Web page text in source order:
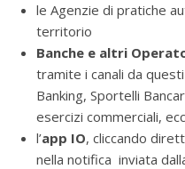
le Agenzie di pratiche
territorio
Banche e altri
tramite i canali da
Banking, Sportelli
esercizi commerciali,
l’app IO, cliccando
nella notifica inviata